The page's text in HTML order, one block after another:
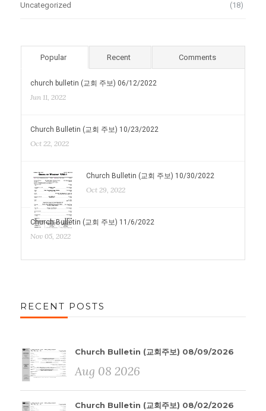
Uncategorized (18)
Popular Recent Comments
church bulletin (교회 주보) 06/12/2022
Jun 11, 2022
Church Bulletin (교회 주보) 10/23/2022
Oct 22, 2022
Church Bulletin (교회 주보) 10/30/2022
Oct 29, 2022
Church Bulletin (교회 주보) 11/6/2022
Nov 05, 2022
RECENT POSTS
Church Bulletin (교회주보) 08/09/2026
Aug 08 2026
Church Bulletin (교회주보) 08/02/2026